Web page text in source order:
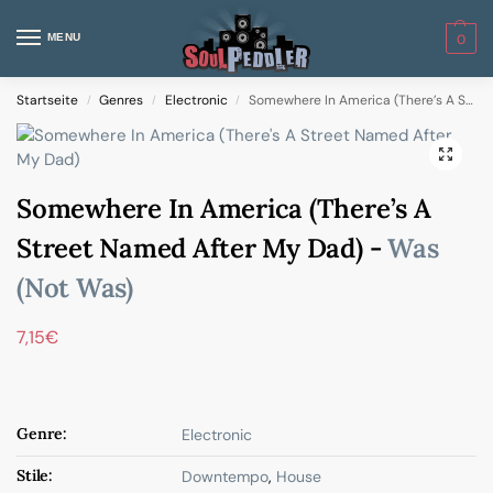
MENU 0
Startseite / Genres / Electronic / Somewhere In America (There’s A Street Named After My Dad)
Somewhere In America (There’s A
Street Named After My Dad) -Was
(Not Was)
7,15€
Genre: Electronic
Stile: Downtempo, House